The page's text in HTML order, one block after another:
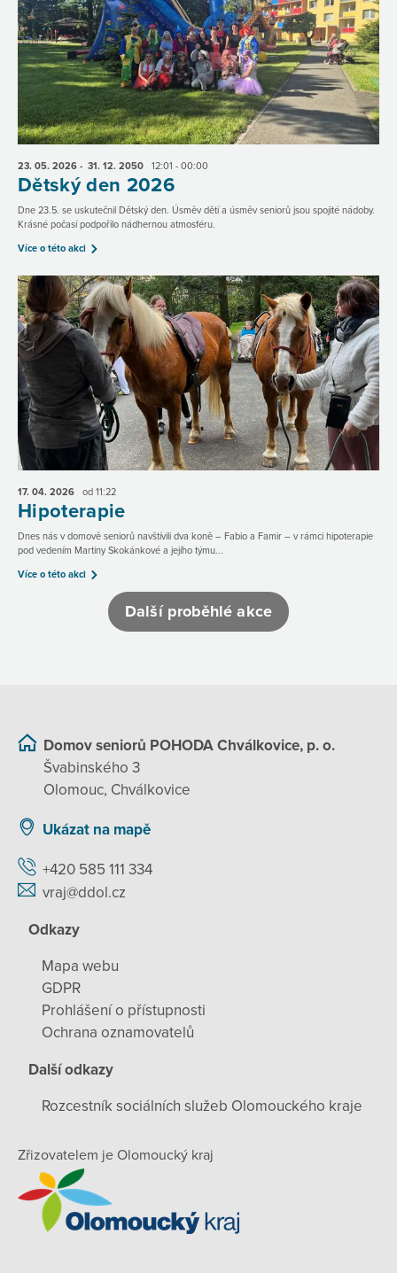
23. 05. 2026 - 31. 12. 2050 12:01 - 00:00
Dětský den 2026
Dne 23.5. se uskutečnil Dětský den. Úsměv dětí a úsměv seniorů jsou spojité nádoby.
Krásné počasí podpořilo nádhernou atmosféru.
Více o této akci
17. 04. 2026 od 11:22
Hipoterapie
Dnes nás v domově seniorů navštívili dva koně – Fabio a Famir – v rámci hipoterapie
pod vedením Martiny Skokánkové a jejího týmu...
Více o této akci
Další proběhlé akce
Domov seniorů POHODA Chválkovice, p. o.
Švabinského 3
Olomouc, Chválkovice
Ukázat na mapě
+420 585 111 334
vraj@ddol.cz
Odkazy
Mapa webu
GDPR
Prohlášení o přístupnosti
Ochrana oznamovatelů
Další odkazy
Rozcestník sociálních služeb Olomouckého kraje
Zřizovatelem je Olomoucký kraj